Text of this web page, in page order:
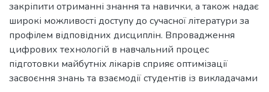
закріпити отриманні знання та навички, а також надає
широкі можливості доступу до сучасної літератури за
профілем відповідних дисциплін. Впровадження
цифрових технологій в навчальний процес
підготовки майбутніх лікарів сприяє оптимізації
засвоєння знань та взаємодії студентів із викладачами